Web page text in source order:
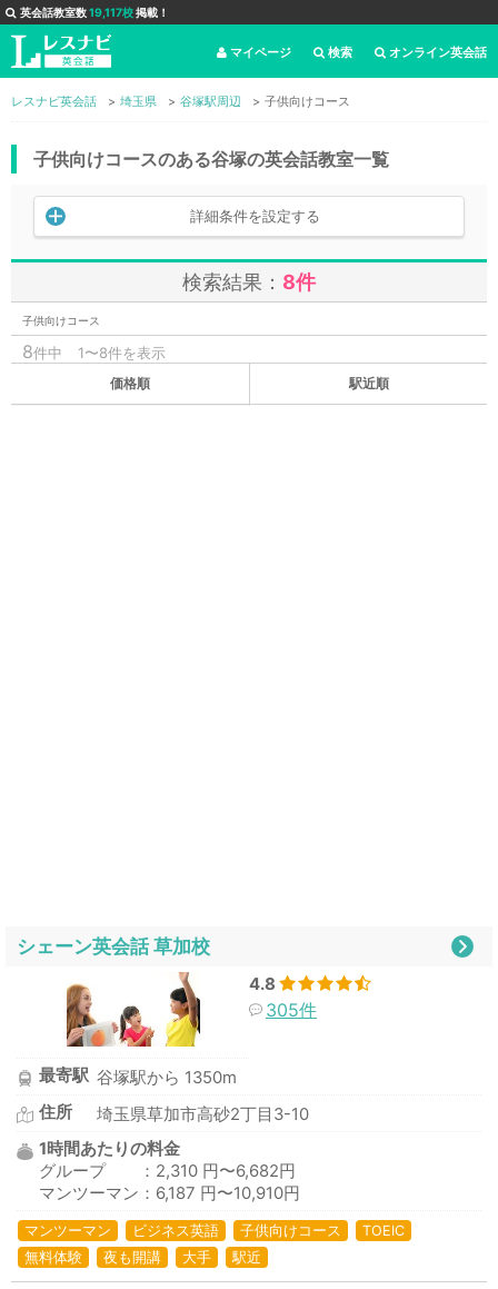
英会話教室数19,117校掲載！
オンライン英会話
検索
マイページ
レスナビ英会話 埼玉県 谷塚駅周辺 子供向けコース
子供向けコースのある谷塚の英会話教室一覧
詳細条件を設定する
検索結果： 8件
子供向けコース
8件中 1〜8件を表示
価格順 駅近順
シェーン英会話 草加校
4.8
305件
最寄駅 谷塚駅から 1350m
住所
埼玉県草加市高砂2丁目3-10
1時間あたりの料金
グループ ：2,310 円〜6,682円
マンツーマン：6,187 円〜10,910円
マンツーマン ビジネス英語 子供向けコース
TOEIC
無料体験
夜も開講 大手 駅近